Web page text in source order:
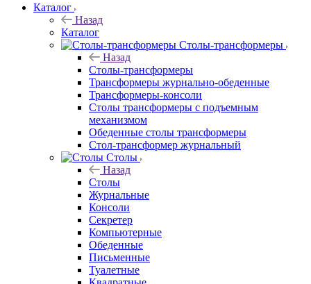
Каталог
Назад
Каталог
Столы-трансформеры
Назад
Столы-трансформеры
Трансформеры журнально-обеденные
Трансформеры-консоли
Столы трансформеры с подъемным
механизмом
Обеденные столы трансформеры
Стол-трансформер журнальный
Столы
Назад
Столы
Журнальные
Консоли
Секретер
Компьютерные
Обеденные
Письменные
Туалетные